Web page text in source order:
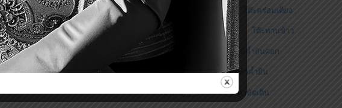
เตียงผู้ป่วยคนชรา โต๊ะคร่อมเตียง
โต๊ะคร่อมเตียงผู้ป่วย โต๊ะทานข้าว
โต๊ะทานอาหาร ไม้ค้ำยันศอก
ไม้เท้าคนแก่ ไม้เท้าค้ำยืน
ไม้เท้าผู้ป่วย ไม้เท้าหัดเดิน